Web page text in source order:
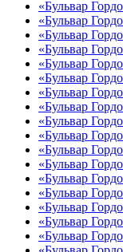
«Бульвар
«Бульвар
«Бульвар
«Бульвар
«Бульвар
«Бульвар
«Бульвар
«Бульвар
«Бульвар
«Бульвар
«Бульвар
«Бульвар
«Бульвар
«Бульвар
«Бульвар
«Бульвар
«Бульвар